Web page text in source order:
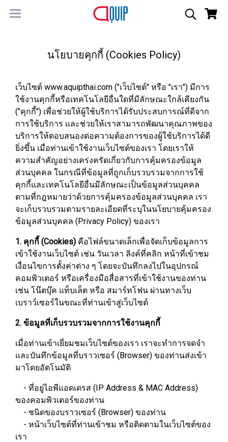
นโยบายคุกกี้ (Cookies Policy)
เว็บไซต์ www.aquipthai.com ("เว็บไซต์" หรือ "เรา") มีการ
ใช้งานคุกกี้หรือเทคโนโลยีอื่นใดที่มีลักษณะใกล้เคียงกัน
("คุกกี้") เพื่อช่วยให้ผู้ใช้บริการได้รับประสบการณ์ที่ดีจาก
การใช้บริการ และช่วยให้เราสามารถพัฒนาคุณภาพของ
บริการให้ตอบสนองต่อความต้องการของผู้ใช้บริการได้ดี
ยิ่งขึ้น เมื่อท่านเข้าใช้งานเว็บไซต์ของเรา โดยเราให้
ความสำคัญอย่างเคร่งครัดเกี่ยวกับการคุ้มครองข้อมูล
ส่วนบุคคล ในกรณีที่ข้อมูลที่ถูกเก็บรวบรวมจากการใช้
คุกกี้และเทคโนโลยีอื่นมีลักษณะเป็นข้อมูลส่วนบุคคล
ตามที่กฎหมายว่าด้วยการคุ้มครองข้อมูลส่วนบุคคล เรา
จะเก็บรวบรวมตามรายละเอียดที่ระบุในนโยบายคุ้มครอง
ข้อมูลส่วนบุคคล (Privacy Policy) ของเรา
1. คุกกี้ (Cookies) คือไฟล์ขนาดเล็กเพื่อจัดเก็บข้อมูลการ
เข้าใช้งานเว็บไซต์ เช่น วันเวลา ลิงค์ที่คลิก หน้าที่เข้าชม
เงื่อนไขการตั้งค่าต่าง ๆ โดยจะบันทึกลงไปในอุปกรณ์
คอมพิวเตอร์ หรือเครื่องมือสื่อสารที่เข้าใช้งานของท่าน
เช่น โน๊ตบุ๊ค แท็บเล็ต หรือ สมาร์ทโฟน ผ่านทางเว็บ
เบราว์เซอร์ในขณะที่ท่านเข้าสู่เว็บไซต์
2. ข้อมูลที่เก็บรวบรวมจากการใช้งานคุกกี้
เมื่อท่านเข้าเยี่ยมชมเว็บไซต์ของเรา เราจะทำการจดจำ
และบันทึกข้อมูลที่บราวเซอร์ (Browser) ของท่านส่งเข้า
มาโดยอัตโนมัติ
- ที่อยู่ไอพีแอดเดรส (IP Address & MAC Address)
ของคอมพิวเตอร์ของท่าน
- ชนิดของบราวเซอร์ (Browser) ของท่าน
- หน้าเว็บไซต์ที่ท่านเข้าชม หรือติดตามในเว็บไซต์ของ
เรา